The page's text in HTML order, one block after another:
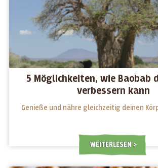
5 Möglichkeiten, wie Baobab
verbessern kann
Genieße und nähre gleichzeitig deinen
WEITERLESEN